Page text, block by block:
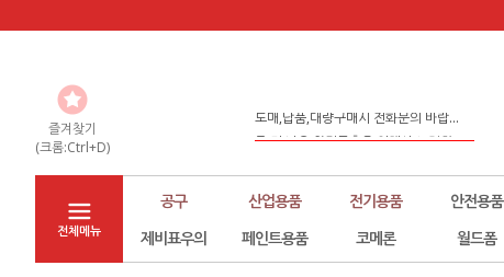
즐겨찾기
(크롬:Ctrl+D)
좀 더 나은 환경구축을 위해서 노력하...
전체메뉴
공구 산업용품 전기용품 안전용품
제비표우의
페인트용품 코메론 월드폼